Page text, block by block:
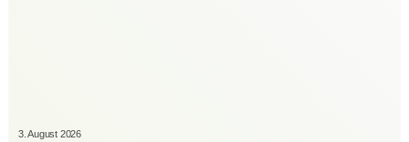
3. August 2026